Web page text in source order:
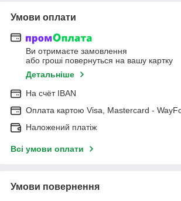
Умови оплати
Ви отримаєте замовлення
або гроші повернуться на вашу картку
Детальніше
На cчёт IBAN
Оплата картою Visa, Mastercard -
Наложений платіж
Всі умови оплати
Умови повернення